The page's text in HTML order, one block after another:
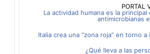
PORTAL
La actividad humana es la
antimicrobianas
Italia crea una “zona roja” en torno
¿Qué lleva a las